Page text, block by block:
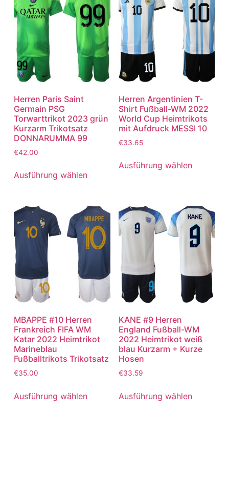
Herren Paris Saint
Germain PSG
Torwarttrikot 2023 grün
Kurzarm Trikotsatz
DONNARUMMA 99
€42.00
Ausführung wählen
Herren Argentinien T-
Shirt Fußball-WM 2022
World Cup Heimtrikots
mit Aufdruck MESSI 10
€33.65
Ausführung wählen
MBAPPE #10 Herren
Frankreich FIFA WM
Katar 2022 Heimtrikot
Marineblau
Fußballtrikots Trikotsatz
€35.00
Ausführung wählen
KANE #9 Herren
England Fußball-WM
2022 Heimtrikot weiß
blau Kurzarm + Kurze
Hosen
€33.59
Ausführung wählen